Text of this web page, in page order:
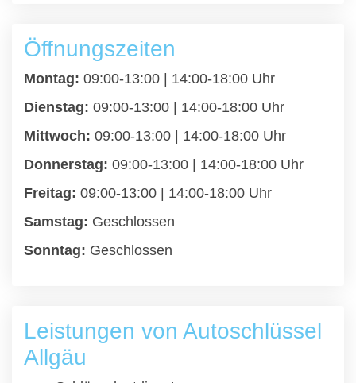
Öffnungszeiten
Montag: 09:00-13:00 | 14:00-18:00 Uhr
Dienstag: 09:00-13:00 | 14:00-18:00 Uhr
Mittwoch: 09:00-13:00 | 14:00-18:00 Uhr
Donnerstag: 09:00-13:00 | 14:00-18:00 Uhr
Freitag: 09:00-13:00 | 14:00-18:00 Uhr
Samstag: Geschlossen
Sonntag: Geschlossen
Leistungen von Autoschlüssel
Allgäu